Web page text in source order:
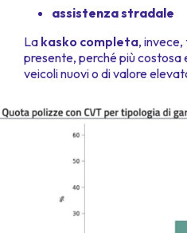
assistenza stradale
La kasko completa,
presente, perché più
veicoli nuovi o di valore